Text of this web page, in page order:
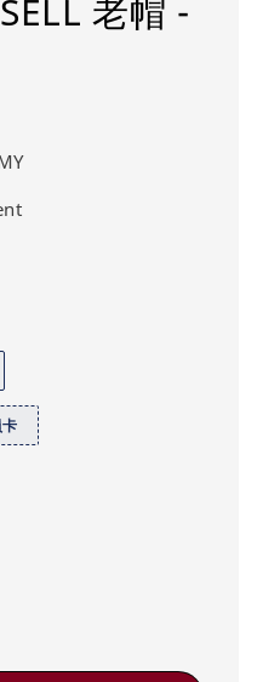
老帽 -